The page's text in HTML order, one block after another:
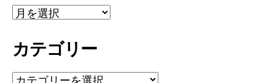
ア
ー
イ
カテゴリー
カ